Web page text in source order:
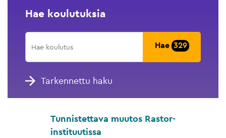
Hae koulutuksia
Hae 329
Tarkennettu haku
Tunnistettava muutos Rastor-
instituutissa